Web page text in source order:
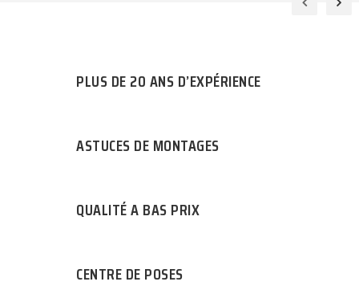
PLUS DE 20 ANS D’EXPÉRIENCE
ASTUCES DE MONTAGES
QUALITÉ A BAS PRIX
CENTRE DE POSES